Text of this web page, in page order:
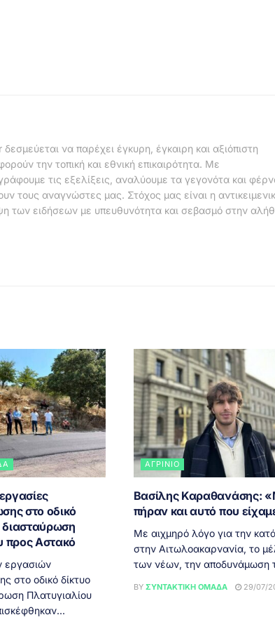
να παρέχει έγκυρη, έγκαιρη και αξιόπιστη
την τοπική και εθνική επικαιρότητα. Με
τις εξελίξεις, αναλύουμε τα γεγονότα και
τους αναγνώστες μας. Στόχος μας είναι η
των ειδήσεων με υπευθυνότητα και σεβασμό στην
στο οδικό
διασταύρωση
προς Αστακό
εργασιών
στο οδικό δίκτυο
Πλατυγιαλίου
ΑΓΡΊΝΙΟ
Βασίλης Καραθανάσης:
πήραν και αυτό που
Με αιχμηρό λόγο για την
στην Αιτωλοακαρνανία, το
των νέων, την αποδυνάμωση
BY ΣΥΝΤΑΚΤΙΚΉ ΟΜΆΔΑ 29/07/